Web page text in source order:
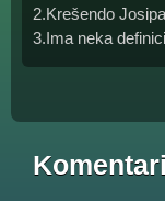
2.Krešendo
3.Ima neka
Komentari